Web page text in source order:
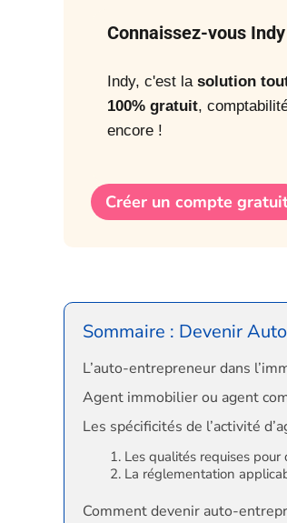
Connaissez-vous
Indy, c'est la solution
100% gratuit,
encore !
Créer un compte
Sommaire : Devenir
L’auto-entrepreneur dans
Agent immobilier ou agent
Les spécificités de l’activité
Les qualités requises
La réglementation
Comment devenir auto-